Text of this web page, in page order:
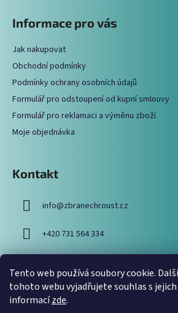
Tento web používá soubory cookie.
tohoto webu vyjadřujete souhlas s jejich
informacízde.
v
k
Informace pro vás
Jak nakupovat
Obchodní podmínky
Podmínky ochrany osobních údajů
Formulář pro odstoupení od kupní smlouvy
Formulář pro reklamaci a výměnu zboží
Moje objednávka
Kontakt
info@zbranechroust.cz
+420 731 564 334
Vyhledávání